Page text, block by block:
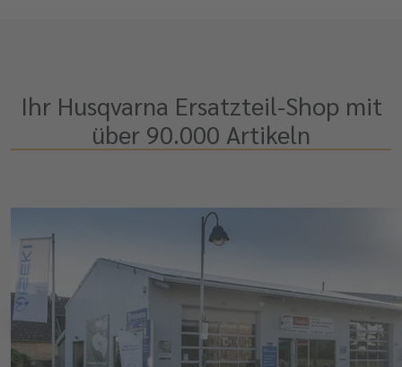
Ihr Husqvarna Ersatzteil-Shop mit
über 90.000 Artikeln